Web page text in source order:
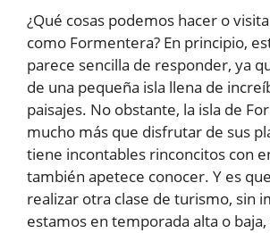
¿Qué cosas podemos hacer o
como Formentera? En principio,
parece sencilla de responder, ya
de una pequeña isla llena de
paisajes. No obstante, la isla de
mucho más que disfrutar de sus
tiene incontables rinconcitos con
también apetece conocer. Y es
realizar otra clase de turismo, sin
estamos en temporada alta o